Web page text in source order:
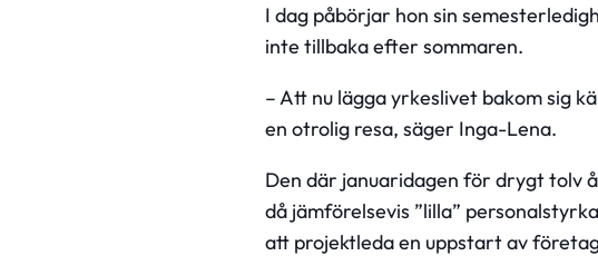
I dag påbörjar hon sin
inte tillbaka efter sommaren.
– Att nu lägga yrkeslivet bakom sig
en otrolig resa, säger Inga-Lena.
Den där januaridagen för drygt tolv
då jämförelsevis ”lilla”
att projektleda en uppstart av